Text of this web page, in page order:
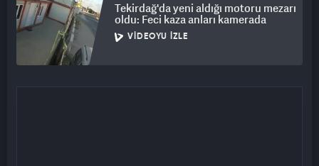
Tekirdağ'da yeni aldığı motoru mezarı
oldu: Feci kaza anları kamerada
VIDEOYU İZLE